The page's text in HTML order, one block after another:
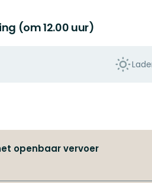
(om 12.00 uur)
openbaar vervoer